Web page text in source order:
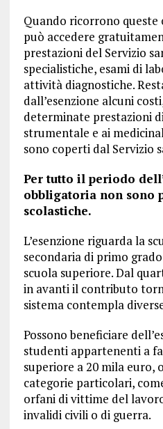
Quando ricorrono queste
può accedere
prestazioni del Servizio
specialistiche, esami di
attività diagnostiche.
dall’esenzione alcuni
determinate prestazioni
strumentale e ai
sono coperti dal Servizio
Per tutto il periodo
obbligatoria non sono
scolastiche.
L’esenzione riguarda la
secondaria di primo
scuola superiore. Dal
in avanti il contributo
sistema contempla
Possono beneficiare
studenti appartenenti a
superiore a 20 mila euro,
categorie particolari,
orfani di vittime del
invalidi civili o di guerra.